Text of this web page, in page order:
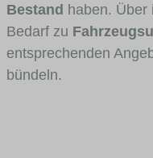
Bestand haben. Über
Bedarf zu
entsprechenden
bündeln.